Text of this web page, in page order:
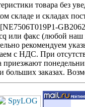
товара без
складе и складах
или факс (любой
рекомендуем
с НДС. При
заказах.